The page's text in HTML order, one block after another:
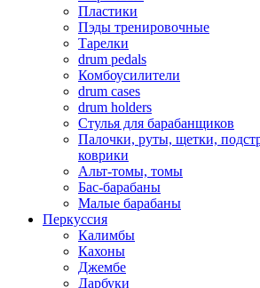
Пластики
Пэды тренировочные
Тарелки
drum pedals
Комбоусилители
drum cases
drum holders
Стулья для барабанщиков
Палочки, руты, щетки,
коврики
Альт-томы, томы
Бас-барабаны
Малые барабаны
Перкуссия
Калимбы
Кахоны
Джембе
Дарбуки